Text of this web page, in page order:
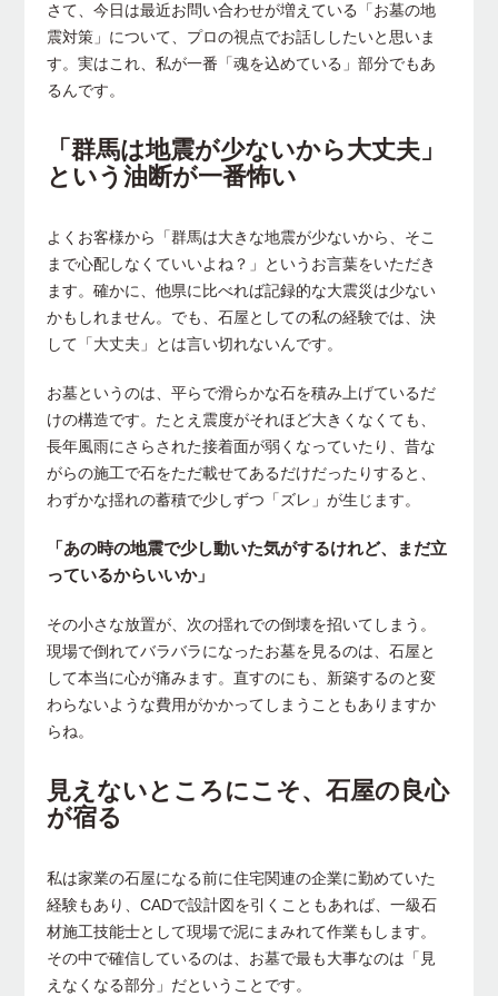
さて、今日は最近お問い合わせが増えている「お墓の地
震対策」について、プロの視点でお話ししたいと思いま
す。実はこれ、私が一番「魂を込めている」部分でもあ
るんです。
「群馬は地震が少ないから大丈夫」
という油断が一番怖い
よくお客様から「群馬は大きな地震が少ないから、そこ
まで心配しなくていいよね？」というお言葉をいただき
ます。確かに、他県に比べれば記録的な大震災は少ない
かもしれません。でも、石屋としての私の経験では、決
して「大丈夫」とは言い切れないんです。
お墓というのは、平らで滑らかな石を積み上げているだ
けの構造です。たとえ震度がそれほど大きくなくても、
長年風雨にさらされた接着面が弱くなっていたり、昔な
がらの施工で石をただ載せてあるだけだったりすると、
わずかな揺れの蓄積で少しずつ「ズレ」が生じます。
「あの時の地震で少し動いた気がするけれど、まだ立
っているからいいか」
その小さな放置が、次の揺れでの倒壊を招いてしまう。
現場で倒れてバラバラになったお墓を見るのは、石屋と
して本当に心が痛みます。直すのにも、新築するのと変
わらないような費用がかかってしまうこともありますか
らね。
見えないところにこそ、石屋の良心
が宿る
私は家業の石屋になる前に住宅関連の企業に勤めていた
経験もあり、CADで設計図を引くこともあれば、一級石
材施工技能士として現場で泥にまみれて作業もします。
その中で確信しているのは、お墓で最も大事なのは「見
えなくなる部分」だということです。